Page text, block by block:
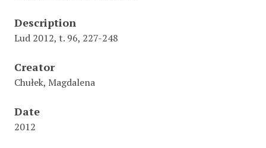
Description
Lud 2012, t. 96, 227-248
Creator
Chułek, Magdalena
Date
2012